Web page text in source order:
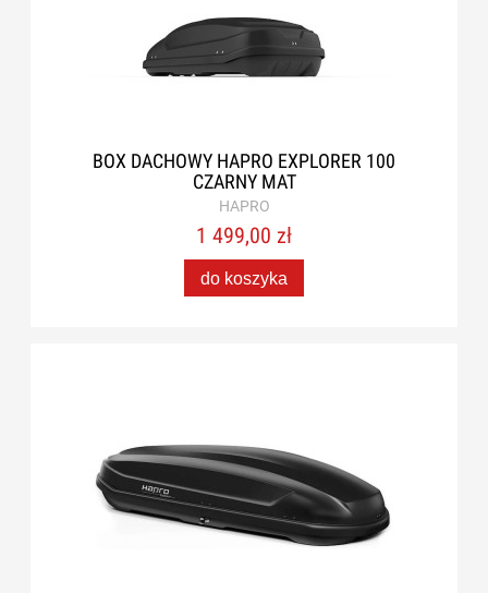
BOX DACHOWY HAPRO EXPLORER 100
CZARNY MAT
HAPRO
1 499,00 zł
do koszyka